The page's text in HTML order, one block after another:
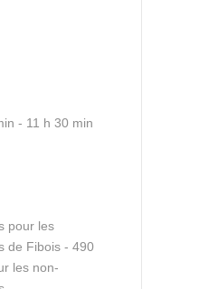
- 11 h 30 min
pour les
de Fibois - 490
les non-